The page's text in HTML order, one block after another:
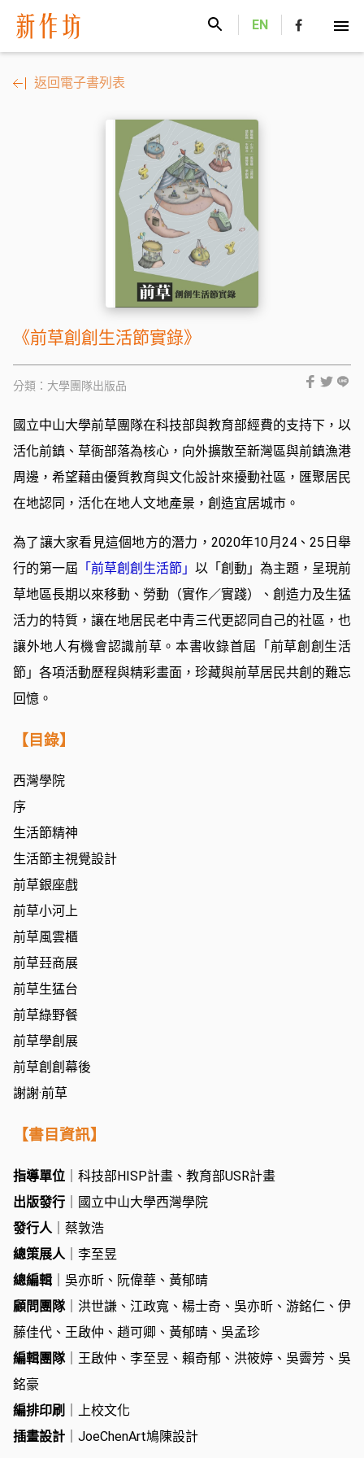
EN
返回電子書列表
《前草創創生活節實錄》
分類： 大學團隊出版品
國立中山大學前草團隊在科技部與教育部經費的支持下，以
活化前鎮、草衙部落為核心，向外擴散至新灣區與前鎮漁港
周邊，希望藉由優質教育與文化設計來擾動社區，匯聚居民
在地認同，活化在地人文地產景，創造宜居城市。
為了讓大家看見這個地方的潛力，2020年10月24、25日舉
行的第一屆 「前草創創生活節」 以「創動」為主題，呈現前
草地區長期以來移動、勞動（實作／實踐）、創造力及生猛
活力的特質，讓在地居民老中青三代更認同自己的社區，也
讓外地人有機會認識前草。本書收錄首屆「前草創創生活
節」各項活動歷程與精彩畫面，珍藏與前草居民共創的難忘
回憶。
【目錄】
西灣學院
序
生活節精神
生活節主視覺設計
前草銀座戲
前草小河上
前草風雲櫃
前草㠭商展
前草生猛台
前草綠野餐
前草學創展
前草創創幕後
謝謝·前草
【書目資訊】
指導單位 ｜科技部HISP計畫、教育部USR計畫
出版發行 ｜國立中山大學西灣學院
發行人 ｜蔡敦浩
總策展人 ｜李至昱
總編輯 ｜吳亦昕、阮偉華、黃郁晴
顧問團隊｜洪世謙、江政寬、楊士奇、吳亦昕、游銘仁、伊
藤佳代、王啟仲、趙可卿、黃郁晴、吳孟珍
編輯團隊｜王啟仲、李至昱、賴奇郁、洪筱婷、吳霽芳、吳
銘豪
編排印刷
｜上校文化
插畫設計 ｜JoeChenArt鳩陳設計